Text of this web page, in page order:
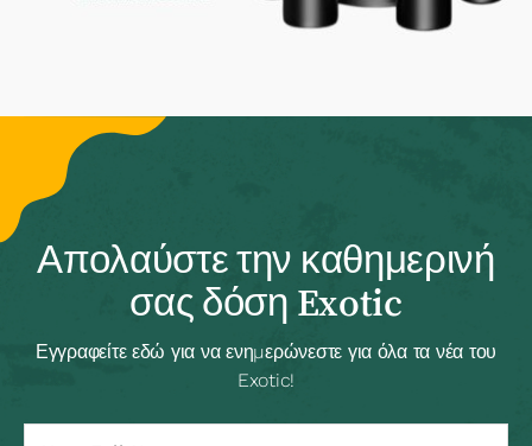
Απολαύστε την καθημερινή
σας δόση Exotic
Εγγραφείτε εδώ για να ενημερώνεστε για όλα τα νέα του
Exotic!